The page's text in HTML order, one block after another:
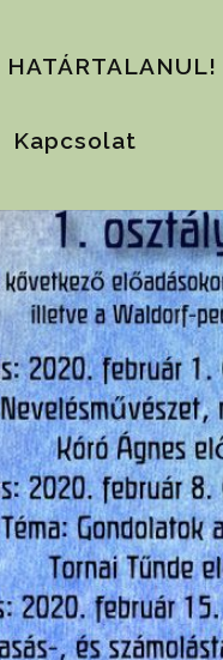
HATÁRTALANUL!
Kapcsolat